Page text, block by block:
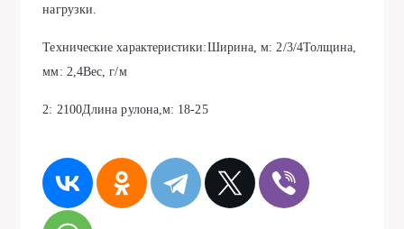
нагрузки.
Технические характеристики:Ширина, м: 2/3/4Толщина,
мм: 2,4Вес, г/м
2: 2100Длина рулона,м: 18-25